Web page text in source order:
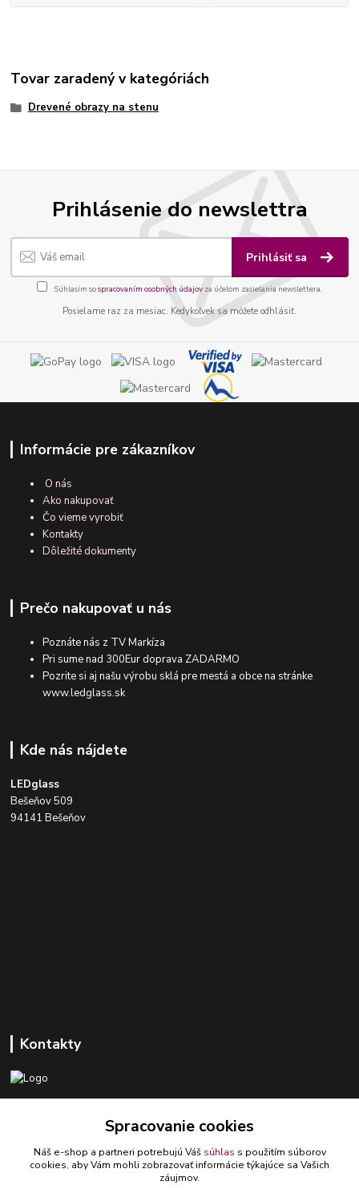
Tovar zaradený v kategóriách
Drevené obrazy na stenu
Prihlásenie do newslettra
Prihlásiť sa
Súhlasím sospracovaním osobných údajov za účelom zasielania newslettera.
Posielame raz za mesiac. Kedykoľvek sa môžete odhlásiť.
Informácie pre zákazníkov
O nás
Ako nakupovať
Čo vieme vyrobiť
Kontakty
Dôležité dokumenty
Prečo nakupovať u nás
Poznáte nás z TV Markíza
Pri sume nad 300Eur doprava ZADARMO
Pozrite si aj našu výrobu sklá pre mestá a obce na stránke
www.ledglass.sk
Kde nás nájdete
LEDglass
Bešeňov 509
94141 Bešeňov
Kontakty
ledlumar@ledlumar.sk
Spracovanie cookies
Náš e-shop a partneri potrebujú Váš súhlas s použitím súborov
cookies, aby Vám mohli zobrazovať informácie týkajúce sa Vašich
záujmov.